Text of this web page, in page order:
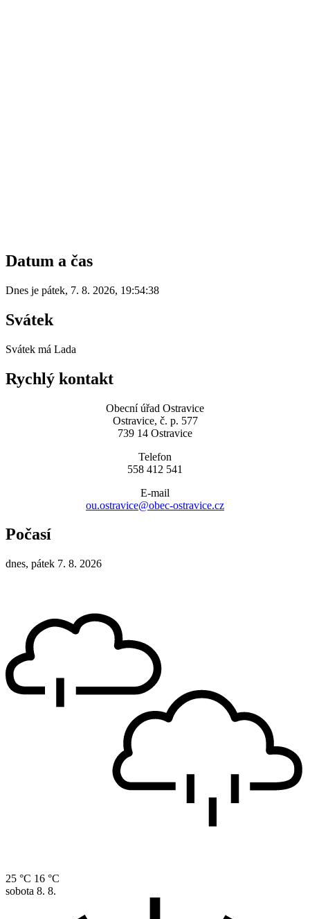
Datum a čas
Dnes je pátek, 7. 8. 2026, 19:54:38
Svátek
Svátek má Lada
Rychlý kontakt
Obecní úřad Ostravice
Ostravice, č. p. 577
739 14 Ostravice
Telefon
558 412 541
E-mail
ou.ostravice@obec-ostravice.cz
Počasí
dnes, pátek 7. 8. 2026
25 °C 16 °C
sobota 8. 8.